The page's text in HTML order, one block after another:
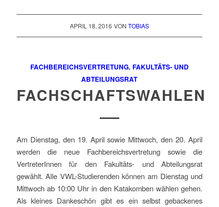
APRIL 18, 2016 VON TOBIAS
FACHBEREICHSVERTRETUNG, FAKULTÄTS- UND
ABTEILUNGSRAT
FACHSCHAFTSWAHLEN
Am Dienstag, den 19. April sowie Mittwoch, den 20. April
werden die neue Fachbereichsvertretung sowie die
VertreterInnen für den Fakultäts- und Abteilungsrat
gewählt. Alle VWL-Studierenden können am Dienstag und
Mittwoch ab 10:00 Uhr in den Katakomben wählen gehen.
Als kleines Dankeschön gibt es ein selbst gebackenes